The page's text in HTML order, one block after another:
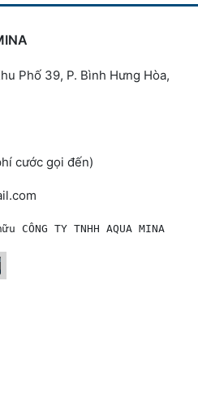
Phố 39, P. Bình Hưng Hòa,
cước gọi đến)
TY TNHH AQUA MINA